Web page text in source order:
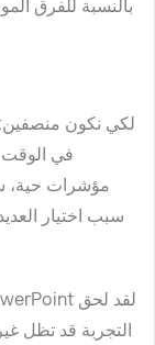
بالنسبة للفرق
في
مؤشرات حية،
التجربة قد تظل